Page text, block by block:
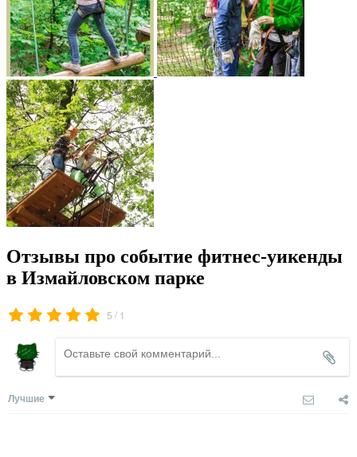
Отзывы про событие фитнес-уикенды
в Измайловском парке
5 / 1
Лучшие